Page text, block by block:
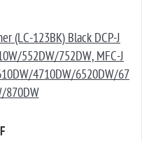
(LC-123BK) Black DCP-J
552DW/752DW, MFC-J
4710DW/6520DW/67
870DW